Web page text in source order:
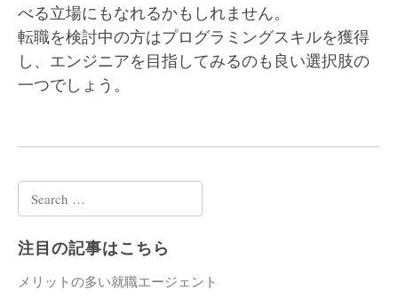
べる立場にもなれるかもしれません。
転職を検討中の方はプログラミングスキルを獲得
し、エンジニアを目指してみるのも良い選択肢の
一つでしょう。
for:
注目の記事はこちら
メリットの多い就職エージェント